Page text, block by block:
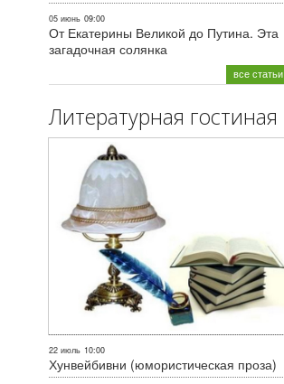
05 июнь 09:00
От Екатерины Великой до Путина. Эта
загадочная солянка
все статьи
Литературная гостиная
22 июль 10:00
Хунвейбивни (юмористическая проза)